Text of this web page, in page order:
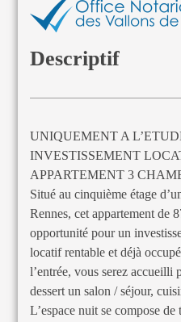
Descriptif
UNIQUEMENT A
INVESTISSEMENT
APPARTEMENT 3
Situé au cinquième étage
Rennes, cet appartement de
opportunité pour un
locatif rentable et déjà
l’entrée, vous serez accueilli
dessert un salon / séjour,
L’espace nuit se compose